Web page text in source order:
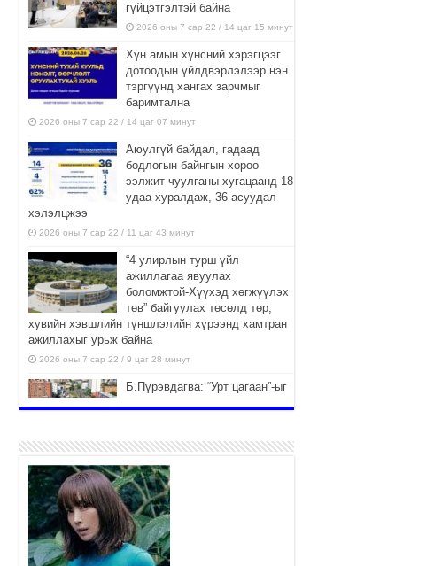
гүйцэтгэлтэй байна
2026 оны 7 сар 22 / 14 цаг 15 минут
Хүн амын хүнсний хэрэгцээг
дотоодын үйлдвэрлэлээр нэн
тэргүүнд хангах зарчмыг
баримтална
2026 оны 7 сар 22 / 14 цаг 07 минут
Аюулгүй байдал, гадаад
бодлогын байнгын хороо
ээлжит чуулганы хугацаанд 18
удаа хуралдаж, 36 асуудал
хэлэлцжээ
2026 оны 7 сар 22 / 11 цаг 43 минут
“4 улирлын турш үйл
ажиллагаа явуулах
боломжтой-Хүүхэд хөгжүүлэх
төв” байгуулах төсөлд төр,
хувийн хэвшлийн түншлэлийн хүрээнд хамтран
ажиллахыг урьж байна
2026 оны 7 сар 22 / 9 цаг 28 минут
Б.Пүрэвдагва: “Урт цагаан”-ыг
2026 оны 7 сар 21 / 16 цаг 47 минут
Тусгай замын автобус /BRT/
төслийн удирдах хорооны
ээлжит хуралдаан боллоо
2026 оны 7 сар 21 / 16 цаг 43 минут
Ерөнхий сайд Н.Учрал БНХАУ-